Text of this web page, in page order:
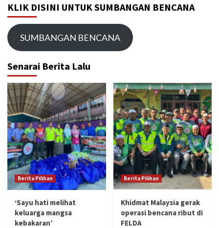
KLIK DISINI UNTUK SUMBANGAN BENCANA
SUMBANGAN BENCANA
Senarai Berita Lalu
Berita Pilihan
‘Sayu hati melihat
keluarga mangsa
kebakaran’
Berita Pilihan
Khidmat Malaysia gerak
operasi bencana ribut di
FELDA